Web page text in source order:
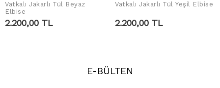
SEPETE EKLE
Vatkalı Jakarlı Tül Beyaz
Elbise
2.200,00 TL
SEPETE EKLE
Vatkalı Jakarlı Tül Yeşil Elbise
2.200,00 TL
E-BÜLTEN